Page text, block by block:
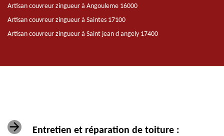
Artisan couvreur zingueur à Angouleme 16000
Artisan couvreur zingueur à Saintes 17100
Artisan couvreur zingueur à Saint jean d angely 17400
Entretien et réparation de toiture :